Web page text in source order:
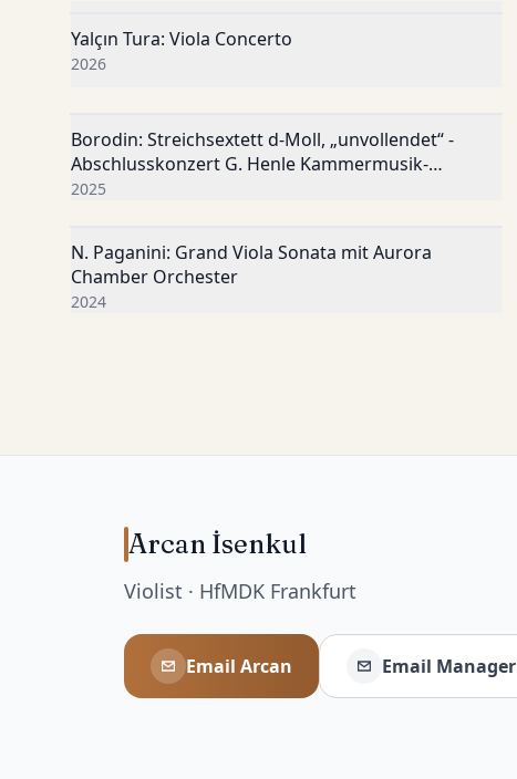
YouTube
Yalçın Tura: Viola Concerto
2026
YouTube
Borodin: Streichsextett d-Moll, „unvollendet“ -
Abschlusskonzert G. Henle Kammermusik-
Akademie 2025
2025
YouTube
N. Paganini: Grand Viola Sonata mit Aurora
Chamber Orchester
2024
Arcan İsenkul
Violist · HfMDK Frankfurt
Email Arcan Email Manager